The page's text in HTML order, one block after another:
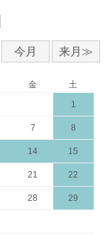
金
土
1
7 8
14 15
21 22
28 29